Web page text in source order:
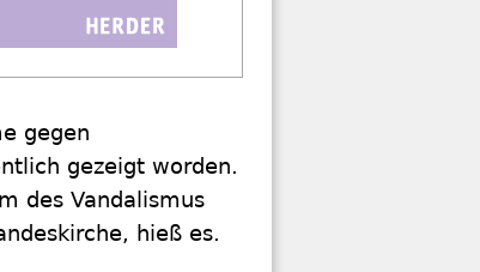
gegen
gezeigt worden.
des Vandalismus
hieß es.